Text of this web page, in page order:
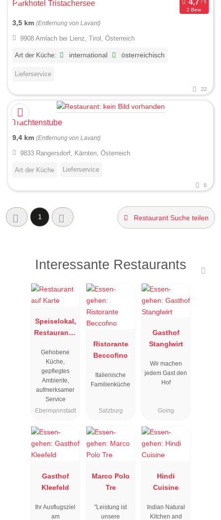
Parkhotel Tristachersee
2 Bew.
3,5 km (Entfernung von Lavant)
9908 Amlach bei Lienz, Tirol, Österreich
Art der Küche: international österreichisch
Lieferservice
22
Trachtenstube
9,4 km (Entfernung von Lavant)
9833 Rangersdorf, Kärnten, Österreich
Art der Küche Lieferservice
6
1 Restaurant Suche teilen
Interessante Restaurants
Speiselokal,
Restaurant "
"
Gehobene
Küche,
gepflegtes
Ambiente,
aufmerksamer
Service
Ebermannstadt
Ristorante
Beccofino
Italienische
Familienküche
Salzburg
Gasthof
Stanglwirt
Wir machen
jedem Gast den
Hof
Going
Gasthof
Kleefeld
Ihr Ausflugsziel
am
Marco Polo
Tre
"Leistung ist
unsere
Hindi
Cuisine
Indian Natural
Kitchen and